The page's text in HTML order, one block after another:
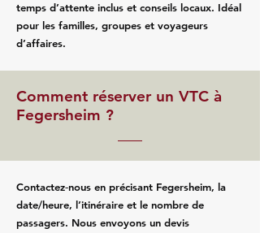
temps d’attente inclus et conseils locaux. Idéal
pour les familles, groupes et voyageurs
d’affaires.
Comment réserver un VTC à
Fegersheim ?
Contactez‑nous en précisant Fegersheim, la
date/heure, l’itinéraire et le nombre de
passagers. Nous envoyons un devis